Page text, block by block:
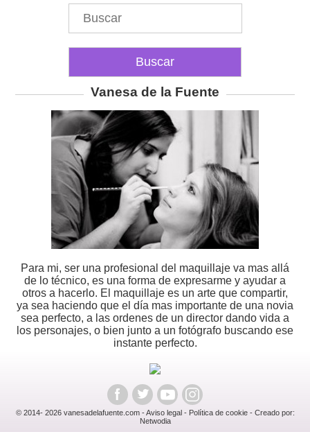
Vanesa de la Fuente
Para mi, ser una profesional del maquillaje va mas allá
de lo técnico, es una forma de expresarme y ayudar a
otros a hacerlo. El maquillaje es un arte que compartir,
ya sea haciendo que el día mas importante de una novia
sea perfecto, a las ordenes de un director dando vida a
los personajes, o bien junto a un fotógrafo buscando ese
instante perfecto.
© 2014- 2026 vanesadelafuente.com-Aviso legal - Política de cookie- Creado por:
Netwodia